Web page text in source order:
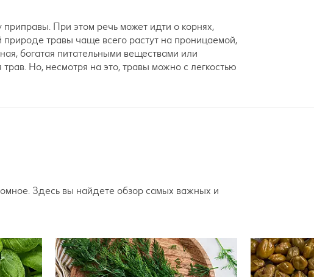
При этом речь может идти о корнях,
природе травы чаще всего растут на проницаемой,
богатая питательными веществами или
Но, несмотря на это, травы можно с легкостью
Здесь вы найдете обзор самых важных и